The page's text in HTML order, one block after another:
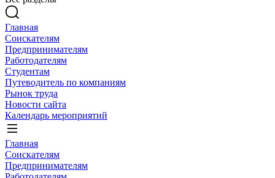
Главная
Соискателям
Предпринимателям
Работодателям
Студентам
Путеводитель по компаниям
Рынок труда
Новости сайта
Календарь мероприятий
Главная
Соискателям
Предпринимателям